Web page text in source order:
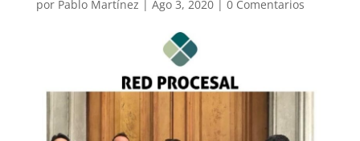
por Pablo Martínez | Ago 3, 2020| 0 Comentarios